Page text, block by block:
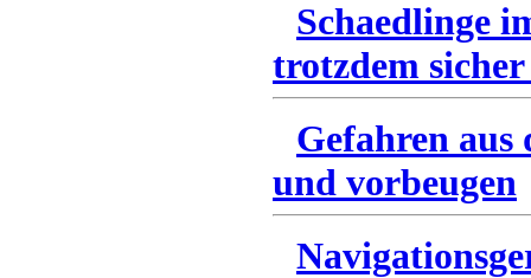
Schaedlinge
trotzdem
Gefahren
und vorbeugen